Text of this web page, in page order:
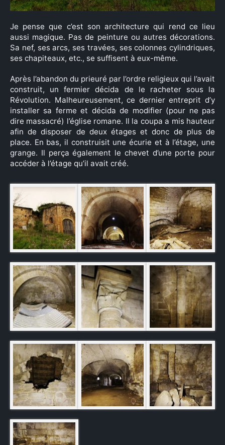
Je pense que c’est son architecture qui rend ce lieu
aussi magique. Pas de peinture ou autres décorations.
Sa nef, ses arcs, ses travées, ses colonnes cylindriques,
ses chapiteaux, etc., se suffisent à eux-même.
Après l’abandon du prieuré par l’ordre religieux qui l’avait
construit, un fermier décida de le racheter sous la
Révolution. Malheureusement, ce dernier entreprit d’y
installer sa ferme et décida de modifier (pour ne pas
dire massacré) l’église romane. Il la coupa a mis hauteur
afin de disposer de deux étages et donc de plus de
place. En bas, il construisit une écurie et à l’étage, une
grange. Il perça également le chevet d’une porte pour
accéder à l’étage qu’il avait créé.